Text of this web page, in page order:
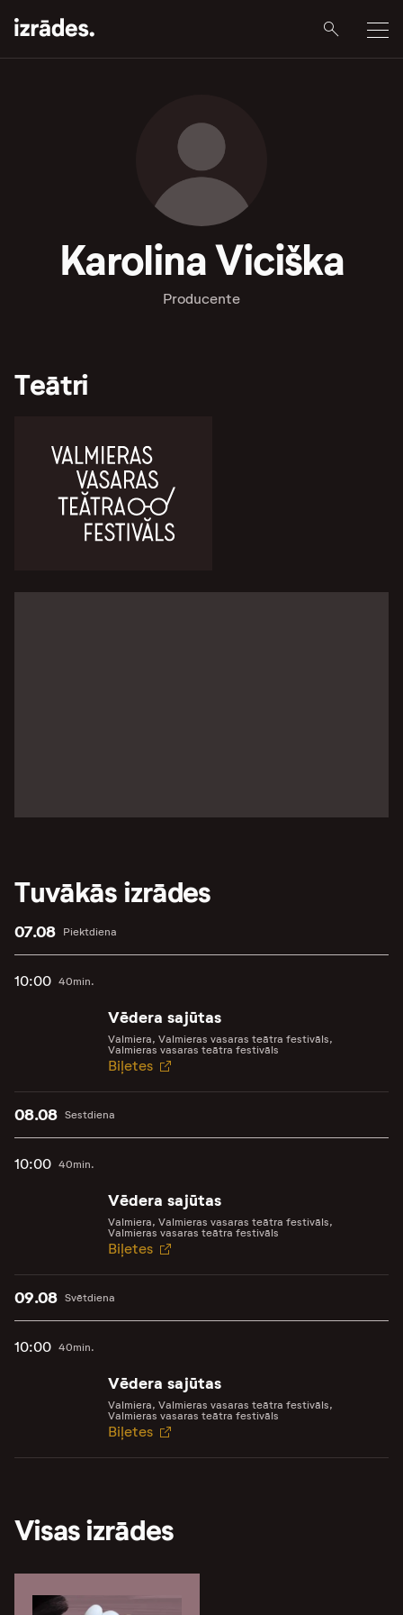
Karolina Viciška
Producente
Teātri
Tuvākās izrādes
Piektdiena
07.08
10:00 40min.
Vēdera sajūtas
Valmiera, Valmieras vasaras teātra festivāls,
Valmieras vasaras teātra festivāls
Biļetes
Sestdiena
08.08
10:00 40min.
Vēdera sajūtas
Valmiera, Valmieras vasaras teātra festivāls,
Valmieras vasaras teātra festivāls
Biļetes
Svētdiena
09.08
10:00 40min.
Vēdera sajūtas
Valmiera, Valmieras vasaras teātra festivāls,
Valmieras vasaras teātra festivāls
Biļetes
Visas izrādes